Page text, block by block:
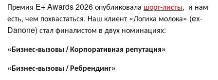
Премия E+ Awards 2026 опубликовала шорт-листы, и нам
есть, чем похвастаться. Наш клиент «Логика молока» (ex-
Danone) стал финалистом в двух номинациях:
«Бизнес-вызовы / Корпоративная репутация»
«Бизнес-вызовы / Ребрендинг»